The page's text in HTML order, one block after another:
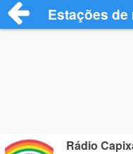
Estações de
Rádio